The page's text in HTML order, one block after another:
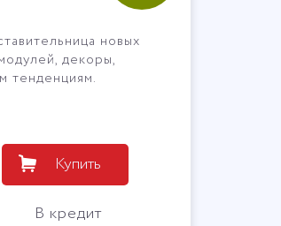
новых
декоры,
тенденциям.
Купить
В кредит